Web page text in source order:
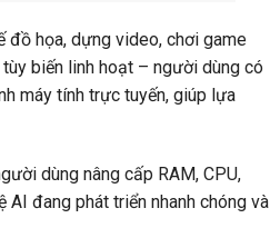
đồ họa, dựng video, chơi game
biến linh hoạt – người dùng có
máy tính trực tuyến, giúp lựa
dùng nâng cấp RAM, CPU,
đang phát triển nhanh chóng và